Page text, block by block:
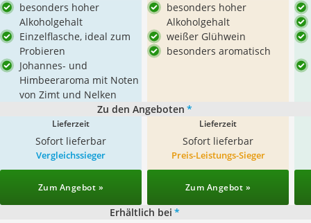
besonders hoher
Alkoholgehalt
Einzelflasche, ideal zum
Probieren
Johannes- und
Himbeeraroma mit Noten
von Zimt und Nelken
besonders hoher
Alkoholgehalt
weißer Glühwein
besonders aromatisch
Zu den Angeboten *
Lieferzeit
Sofort lieferbar
Lieferzeit
Sofort lieferbar
Vergleichssieger
Zum Angebot »
Preis-Leistungs-Sieger
Zum Angebot »
Erhältlich bei *